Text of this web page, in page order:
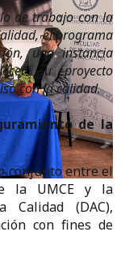
de trabajo con la
el programa
una instancia
su proyecto
con la calidad.
de la
conjunto entre el
la UMCE y la
Calidad (DAC),
con fines de